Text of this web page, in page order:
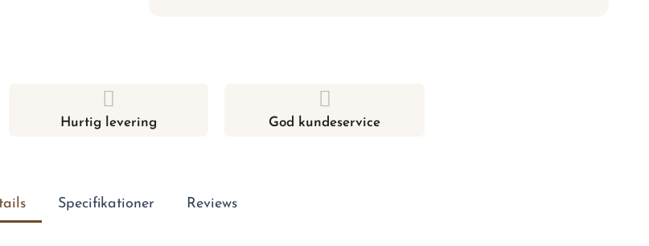
Hurtig levering God kundeservice
Specifikationer Reviews